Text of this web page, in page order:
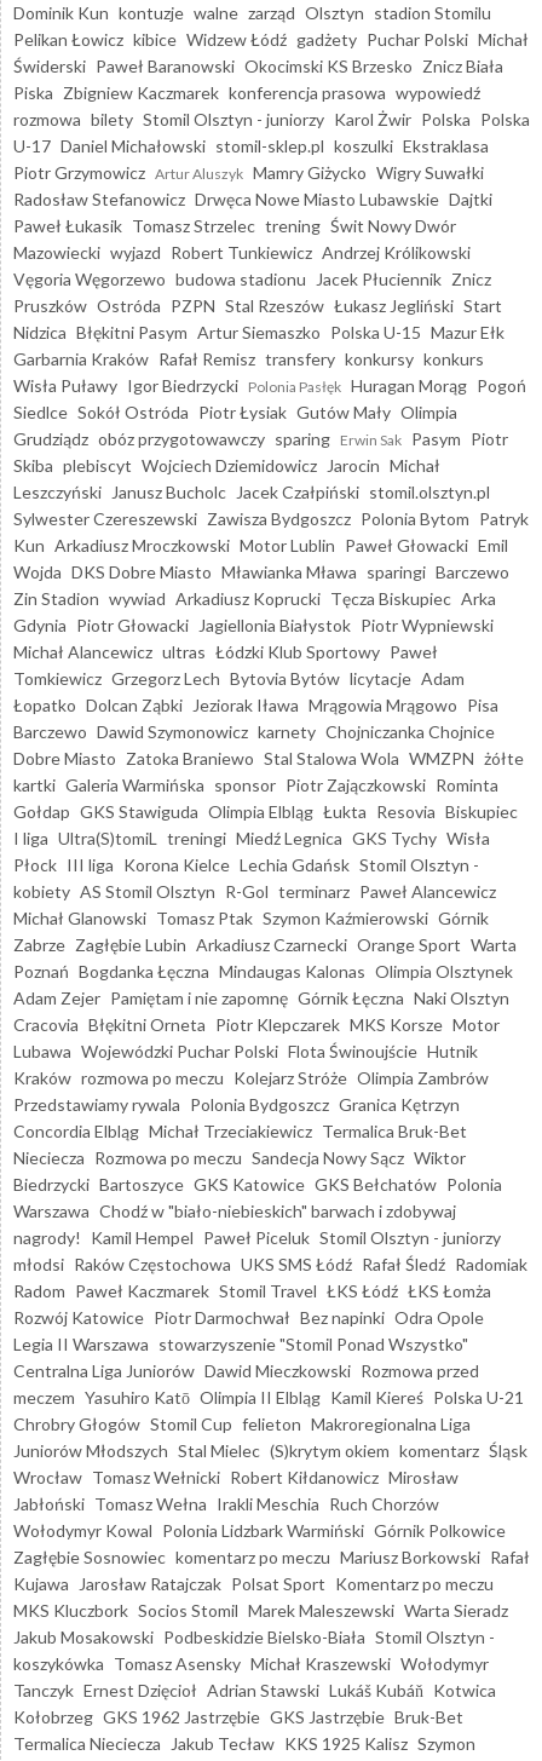
Dominik Kun kontuzje walne zarząd Olsztyn stadion Stomilu
Pelikan Łowicz kibice Widzew Łódź gadżety Puchar Polski Michał
Świderski Paweł Baranowski Okocimski KS Brzesko Znicz Biała
Piska Zbigniew Kaczmarek konferencja prasowa wypowiedź
rozmowa bilety Stomil Olsztyn - juniorzy Karol Żwir Polska Polska
U-17 Daniel Michałowski stomil-sklep.pl koszulki Ekstraklasa
Piotr Grzymowicz Artur Aluszyk Mamry Giżycko Wigry Suwałki
Radosław Stefanowicz Drwęca Nowe Miasto Lubawskie Dajtki
Paweł Łukasik Tomasz Strzelec trening Świt Nowy Dwór
Mazowiecki wyjazd Robert Tunkiewicz Andrzej Królikowski
Vęgoria Węgorzewo budowa stadionu Jacek Płuciennik Znicz
Pruszków Ostróda PZPN Stal Rzeszów Łukasz Jegliński Start
Nidzica Błękitni Pasym Artur Siemaszko Polska U-15 Mazur Ełk
Garbarnia Kraków Rafał Remisz transfery konkursy konkurs
Wisła Puławy Igor Biedrzycki Polonia Pasłęk Huragan Morąg Pogoń
Siedlce Sokół Ostróda Piotr Łysiak Gutów Mały Olimpia
Grudziądz obóz przygotowawczy sparing Erwin Sak Pasym Piotr
Skiba plebiscyt Wojciech Dziemidowicz Jarocin Michał
Leszczyński
Janusz Bucholc Jacek Czałpiński stomil.olsztyn.pl
Sylwester Czereszewski Zawisza Bydgoszcz Polonia Bytom Patryk
Kun Arkadiusz Mroczkowski Motor Lublin Paweł Głowacki Emil
Wojda DKS Dobre Miasto Mławianka Mława sparingi Barczewo
Zin Stadion wywiad Arkadiusz Koprucki Tęcza Biskupiec Arka
Gdynia Piotr Głowacki Jagiellonia Białystok Piotr Wypniewski
Michał Alancewicz ultras Łódzki Klub Sportowy Paweł
Tomkiewicz Grzegorz Lech Bytovia Bytów licytacje Adam
Łopatko Dolcan Ząbki Jeziorak Iława Mrągowia Mrągowo Pisa
Barczewo Dawid Szymonowicz karnety Chojniczanka Chojnice
Dobre Miasto Zatoka Braniewo Stal Stalowa Wola WMZPN żółte
kartki Galeria Warmińska sponsor Piotr Zajączkowski Rominta
Gołdap GKS Stawiguda Olimpia Elbląg Łukta Resovia Biskupiec
I liga Ultra(S)tomiL treningi Miedź Legnica GKS Tychy Wisła
Płock III liga Korona Kielce Lechia Gdańsk Stomil Olsztyn -
kobiety AS Stomil Olsztyn R-Gol terminarz Paweł Alancewicz
Michał Glanowski Tomasz Ptak Szymon Kaźmierowski Górnik
Zabrze Zagłębie Lubin Arkadiusz Czarnecki Orange Sport Warta
Poznań Bogdanka Łęczna Mindaugas Kalonas Olimpia Olsztynek
Adam Zejer Pamiętam i nie zapomnę Górnik Łęczna Naki Olsztyn
Cracovia Błękitni Orneta Piotr Klepczarek MKS Korsze Motor
Lubawa Wojewódzki Puchar Polski Flota Świnoujście Hutnik
Kraków rozmowa po meczu Kolejarz Stróże Olimpia Zambrów
Przedstawiamy rywala Polonia Bydgoszcz Granica Kętrzyn
Concordia Elbląg Michał Trzeciakiewicz Termalica Bruk-Bet
Nieciecza Rozmowa po meczu Sandecja Nowy Sącz Wiktor
Biedrzycki Bartoszyce GKS Katowice GKS Bełchatów Polonia
Warszawa Chodź w "biało-niebieskich" barwach i zdobywaj
nagrody!
Kamil Hempel Paweł Piceluk Stomil Olsztyn - juniorzy
młodsi Raków Częstochowa UKS SMS Łódź Rafał Śledź Radomiak
Radom Paweł Kaczmarek Stomil Travel ŁKS Łódź ŁKS Łomża
Rozwój Katowice Piotr Darmochwał Bez napinki Odra Opole
Legia II Warszawa stowarzyszenie "Stomil Ponad Wszystko"
Centralna Liga Juniorów Dawid Mieczkowski Rozmowa przed
meczem Yasuhiro Katō Olimpia II Elbląg Kamil Kiereś Polska U-21
Chrobry Głogów Stomil Cup felieton Makroregionalna Liga
Juniorów Młodszych Stal Mielec (S)krytym okiem komentarz Śląsk
Wrocław Tomasz Wełnicki Robert Kiłdanowicz Mirosław
Jabłoński Tomasz Wełna Irakli Meschia Ruch Chorzów
Wołodymyr Kowal Polonia Lidzbark Warmiński Górnik Polkowice
Zagłębie Sosnowiec komentarz po meczu Mariusz Borkowski Rafał
Kujawa
Jarosław Ratajczak Polsat Sport Komentarz po meczu
MKS Kluczbork Socios Stomil Marek Maleszewski Warta Sieradz
Jakub Mosakowski Podbeskidzie Bielsko-Biała Stomil Olsztyn -
koszykówka Tomasz Asensky Michał Kraszewski Wołodymyr
Tanczyk Ernest Dzięcioł Adrian Stawski Lukáš Kubáň Kotwica
Kołobrzeg GKS 1962 Jastrzębie GKS Jastrzębie Bruk-Bet
Termalica Nieciecza
Jakub Tecław KKS 1925 Kalisz Szymon